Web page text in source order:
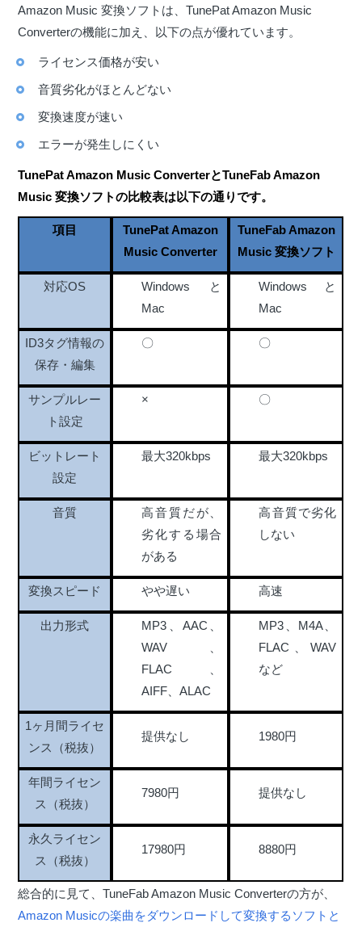
Amazon Music 変換ソフトは、TunePat Amazon Music
Converterの機能に加え、以下の点が優れています。
ライセンス価格が安い
音質劣化がほとんどない
変換速度が速い
エラーが発生しにくい
TunePat Amazon Music ConverterとTuneFab Amazon
Music 変換ソフトの比較表は以下の通りです。
項目
TunePat Amazon
Music Converter
TuneFab Amazon
Music 変換ソフト
対応OS
Windowsと
Mac
Windowsと
Mac
ID3タグ情報の
保存・編集
〇 〇
サンプルレー
ト設定
× 〇
ビットレート
設定
最大320kbps 最大320kbps
音質
高音質だが、
劣化する場合
がある
高音質で劣化
しない
変換スピード やや遅い 高速
出力形式
MP3、AAC、
WAV、
FLAC、
AIFF、ALAC
MP3、M4A、
FLAC、WAV
など
1ヶ月間ライセ
ンス（税抜）
提供なし 1980円
年間ライセン
ス（税抜）
7980円 提供なし
永久ライセン
ス（税抜）
17980円 8880円
総合的に見て、TuneFab Amazon Music Converterの方が、
Amazon Musicの楽曲をダウンロードして変換するソフトと